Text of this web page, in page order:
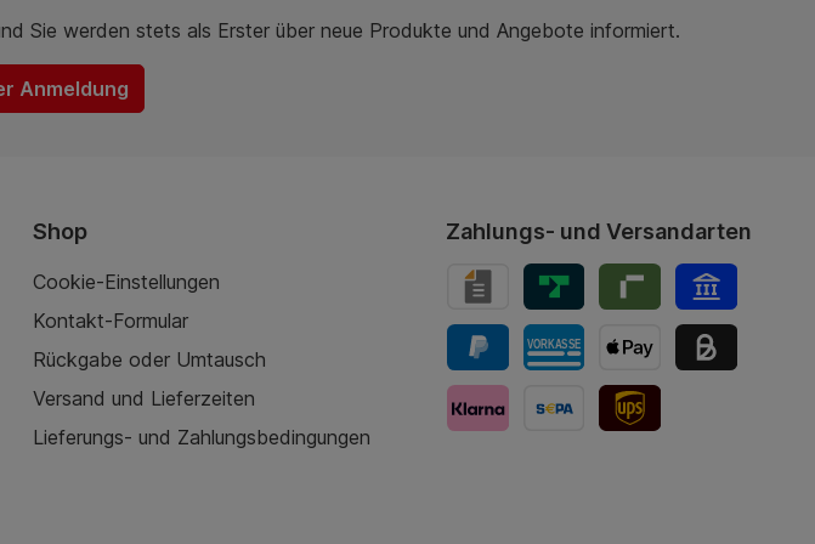
Sie werden stets als Erster über neue Produkte und Angebote informiert.
Anmeldung
Shop
Cookie-Einstellungen
Kontakt-Formular
Rückgabe oder Umtausch
Versand und Lieferzeiten
Lieferungs- und Zahlungsbedingungen
Zahlungs- und Versandarten